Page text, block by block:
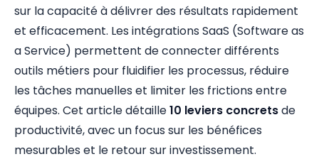
sur la capacité à délivrer des résultats rapidement
et efficacement. Les intégrations SaaS (Software as
a Service) permettent de connecter différents
outils métiers pour fluidifier les processus, réduire
les tâches manuelles et limiter les frictions entre
équipes. Cet article détaille10 leviers concretsde
productivité, avec un focus sur les bénéfices
mesurables et le retour sur investissement.